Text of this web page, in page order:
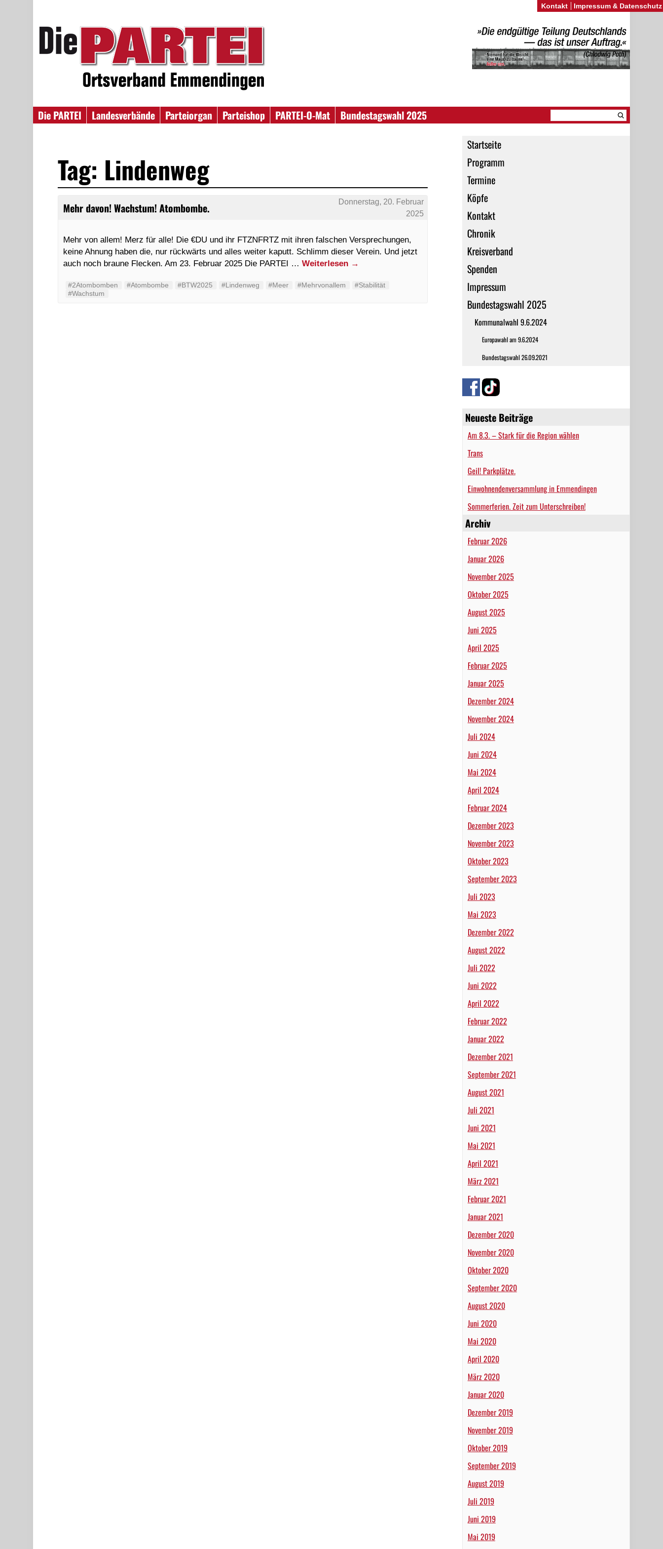
Die PARTEI Landesverbände Parteiorgan Parteishop PARTEI-O-Mat
Bundestagswahl 2025
Startseite
Programm
Termine
Köpfe
Kontakt
Chronik
Kreisverband
Spenden
Impressum
Bundestagswahl 2025
Kommunalwahl 9.6.2024
Europawahl am 9.6.2024
Bundestagswahl 26.09.2021
Neueste Beiträge
Am 8.3. – Stark für die Region wählen
Trans
Geil! Parkplätze.
Einwohnendenversammlung in Emmendingen
Sommerferien. Zeit zum Unterschreiben!
Archiv
Februar 2026
Januar 2026
November 2025
Oktober 2025
August 2025
Juni 2025
April 2025
Februar 2025
Januar 2025
Dezember 2024
November 2024
Juli 2024
Juni 2024
Mai 2024
April 2024
Februar 2024
Dezember 2023
November 2023
Oktober 2023
September 2023
Juli 2023
Mai 2023
Dezember 2022
August 2022
Juli 2022
Juni 2022
April 2022
Februar 2022
Januar 2022
Dezember 2021
September 2021
August 2021
Juli 2021
Juni 2021
Mai 2021
April 2021
März 2021
Februar 2021
Januar 2021
Dezember 2020
November 2020
Oktober 2020
September 2020
August 2020
Juni 2020
Mai 2020
April 2020
März 2020
Januar 2020
Dezember 2019
November 2019
Oktober 2019
September 2019
August 2019
Juli 2019
Juni 2019
Mai 2019
Tag: Lindenweg
Mehr davon! Wachstum! Atombombe.
Donnerstag, 20. Februar
2025
Mehr von allem! Merz für alle! Die €DU und ihr FTZNFRTZ mit ihren falschen Versprechungen,
keine Ahnung haben die, nur rückwärts und alles weiter kaputt. Schlimm dieser Verein. Und jetzt
auch noch braune Flecken. Am 23. Februar 2025 Die PARTEI …Weiterlesen →
#2Atombomben #Atombombe #BTW2025 #Lindenweg #Meer #Mehrvonallem
#Stabilität
#Wachstum
Kontakt Impressum & Datenschutz